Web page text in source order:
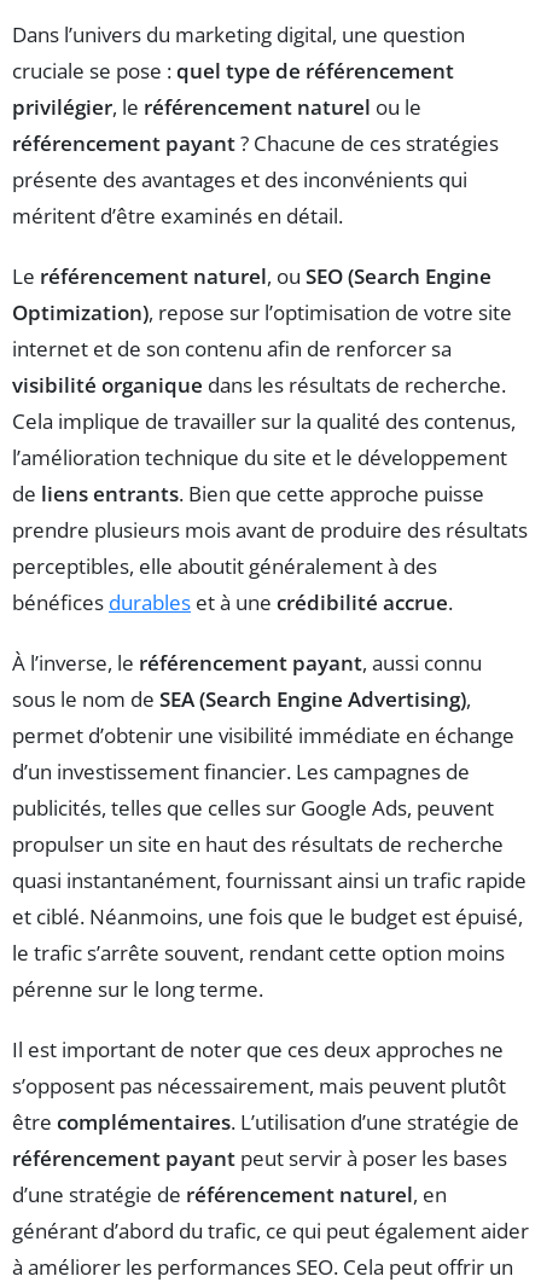
Dans l’univers du marketing digital, une question
cruciale se pose :quel type de référencement
privilégier, le référencement naturel ou le
référencement payant? Chacune de ces stratégies
présente des avantages et des inconvénients qui
méritent d’être examinés en détail.
Le référencement naturel, ou SEO (Search Engine
Optimization), repose sur l’optimisation de votre site
internet et de son contenu afin de renforcer sa
visibilité organique dans les résultats de recherche.
Cela implique de travailler sur la qualité des contenus,
l’amélioration technique du site et le développement
de liens entrants. Bien que cette approche puisse
prendre plusieurs mois avant de produire des résultats
perceptibles, elle aboutit généralement à des
bénéfices durables et à une crédibilité accrue.
À l’inverse, le référencement payant, aussi connu
sous le nom de SEA (Search Engine Advertising),
permet d’obtenir une visibilité immédiate en échange
d’un investissement financier. Les campagnes de
publicités, telles que celles sur Google Ads, peuvent
propulser un site en haut des résultats de recherche
quasi instantanément, fournissant ainsi un trafic rapide
et ciblé. Néanmoins, une fois que le budget est épuisé,
le trafic s’arrête souvent, rendant cette option moins
pérenne sur le long terme.
Il est important de noter que ces deux approches ne
s’opposent pas nécessairement, mais peuvent plutôt
être complémentaires. L’utilisation d’une stratégie de
référencement payant peut servir à poser les bases
d’une stratégie de référencement naturel, en
générant d’abord du trafic, ce qui peut également aider
à améliorer les performances SEO. Cela peut offrir un